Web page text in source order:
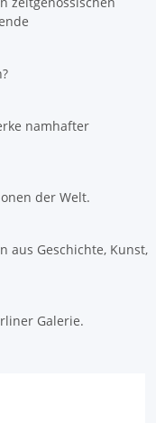
namhafter
der Welt.
aus Geschichte, Kunst,
Galerie.